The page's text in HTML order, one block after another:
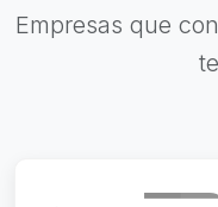
Empresas que